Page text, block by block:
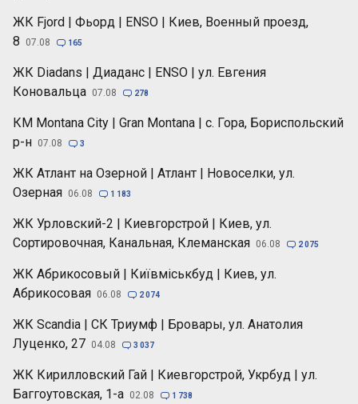
ЖК Fjord | Фьорд | ENSO | Киев, Военный проезд,
8
07.08  165
ЖК Diadans | Диаданс | ENSO | ул. Евгения
Коновальца 07.08  278
КМ Montana City | Gran Montana | с. Гора, Бориспольский
р-н 07.08  3
ЖК Атлант на Озерной | Атлант | Новоселки, ул.
Озерная 06.08  1 183
ЖК Урловский-2 | Киевгорстрой | Киев, ул.
Сортировочная, Канальная, Клеманская 06.08  2 075
ЖК Абрикосовый | Київміськбуд | Киев, ул.
Абрикосовая 06.08  2 074
ЖК Scandia | СК Триумф | Бровары, ул. Анатолия
Луценко, 27 04.08  3 037
ЖК Кирилловский Гай | Киевгорстрой, Укрбуд | ул.
Баггоутовская, 1-а 02.08  1 738